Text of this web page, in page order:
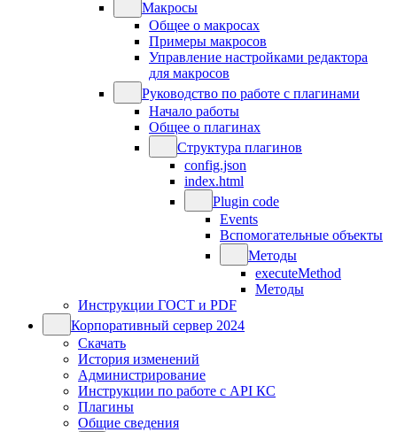
Макросы
Общее о макросах
Примеры макросов
Управление настройками редактора
для макросов
Руководство по работе с плагинами
Начало работы
Общее о плагинах
Структура плагинов
config.json
index.html
Plugin code
Events
Вспомогательные объекты
Методы
executeMethod
Методы
Инструкции ГОСТ и PDF
Корпоративный сервер 2024
Скачать
История изменений
Администрирование
Инструкции по работе с API КС
Плагины
Общие сведения